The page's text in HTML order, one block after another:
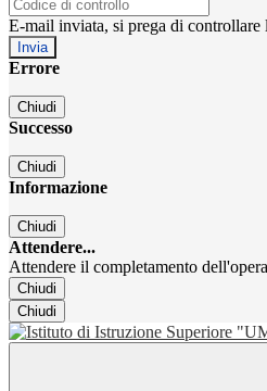
E-mail inviata, si prega di controllare
Errore
Chiudi
Successo
Chiudi
Informazione
Chiudi
Attendere...
Attendere il completamento
Chiudi
Chiudi